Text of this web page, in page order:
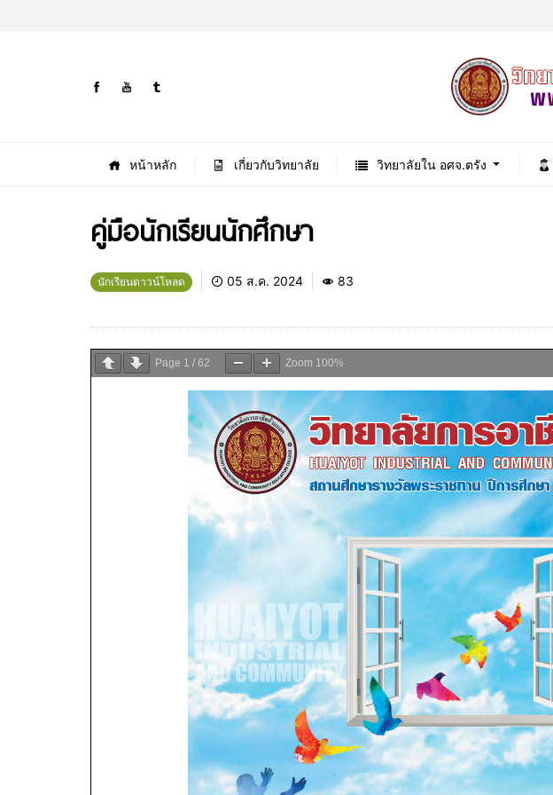
หน้าหลัก เกี่ยวกับวิทยาลัย วิทยาลัยใน อศจ.ตรัง
คู่มือนักเรียนนักศึกษา
นักเรียนดาวน์โหลด 05 ส.ค. 2024 83
Page 1 / 62 Zoom 100%